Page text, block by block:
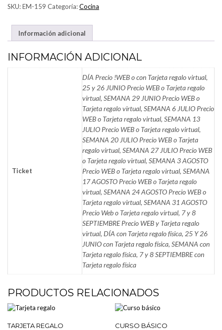
CANTIDAD
SKU:EM-159 Categoría:Cocina
Información adicional
INFORMACIÓN ADICIONAL
Ticket
DÍA Precio !WEB o con Tarjeta regalo virtual,
25 y 26 JUNIO Precio WEB o Tarjeta regalo
virtual, SEMANA 29 JUNIO Precio WEB o
Tarjeta regalo virtual, SEMANA 6 JULIO Precio
WEB o Tarjeta regalo virtual, SEMANA 13
JULIO Precio WEB o Tarjeta regalo virtual,
SEMANA 20 JULIO Precio WEB o Tarjeta
regalo virtual, SEMANA 27 JULIO Precio WEB
o Tarjeta regalo virtual, SEMANA 3 AGOSTO
Precio WEB o Tarjeta regalo virtual, SEMANA
17 AGOSTO Precio WEB o Tarjeta regalo
virtual, SEMANA 24 AGOSTO Precio WEB o
Tarjeta regalo virtual, SEMANA 31 AGOSTO
Precio Web o Tarjeta regalo virtual, 7 y 8
SEPTIEMBRE Precio WEB y Tarjeta regalo
virtual, DÍA con Tarjeta regalo física, 25 Y 26
JUNIO con Tarjeta regalo física, SEMANA con
Tarjeta regalo física, 7 y 8 SEPTIEMBRE con
Tarjeta regalo física
PRODUCTOS RELACIONADOS
TARJETA REGALO CURSO BÁSICO